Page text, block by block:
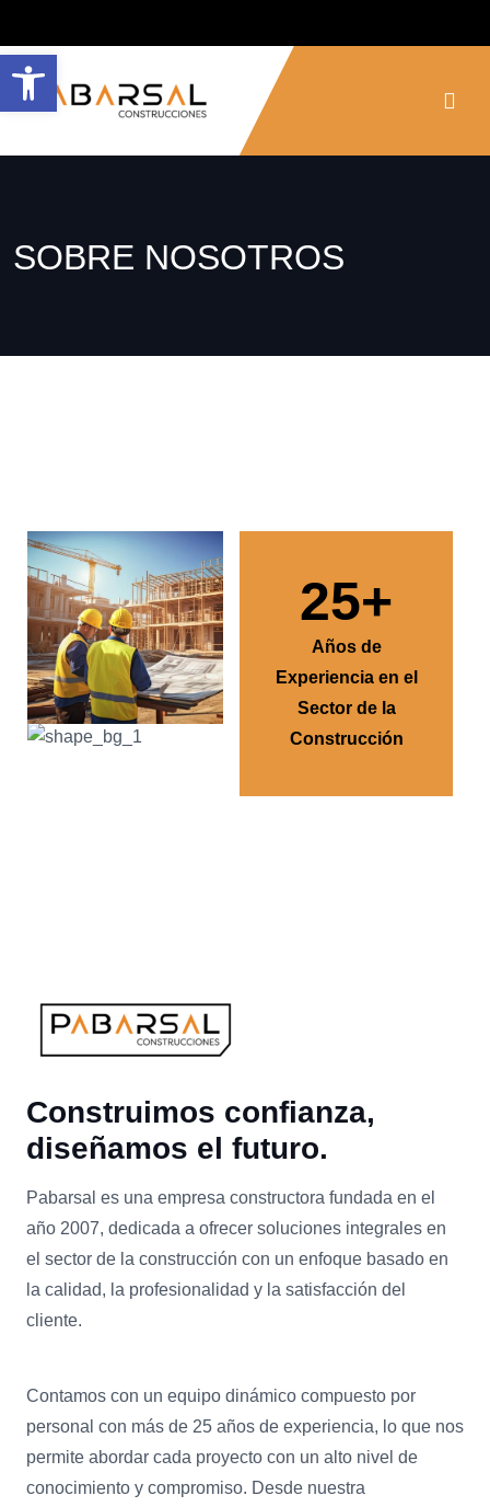
Abrir barra de herramientas
SOBRE NOSOTROS
25+
Años de
Experiencia en el
Sector de la
Construcción
Construimos confianza,
diseñamos el futuro.
Pabarsal es una empresa constructora fundada en el
año 2007, dedicada a ofrecer soluciones integrales en
el sector de la construcción con un enfoque basado en
la calidad, la profesionalidad y la satisfacción del
cliente.
Contamos con un equipo dinámico compuesto por
personal con más de 25 años de experiencia, lo que nos
permite abordar cada proyecto con un alto nivel de
conocimiento y compromiso. Desde nuestra